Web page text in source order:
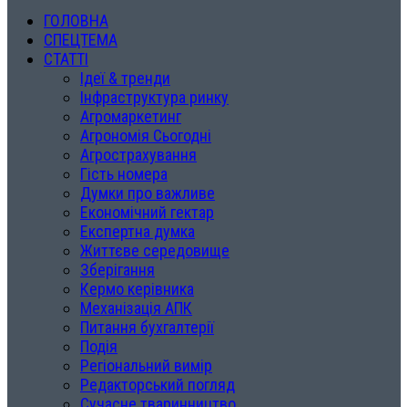
ГОЛОВНА
СПЕЦТЕМА
СТАТТІ
Ідеї & тренди
Інфраструктура ринку
Агромаркетинг
Агрономія Сьогодні
Агрострахування
Гість номера
Думки про важливе
Економічний гектар
Експертна думка
Життєве середовище
Зберігання
Кермо керівника
Механізація АПК
Питання бухгалтерії
Подія
Регіональний вимір
Редакторський погляд